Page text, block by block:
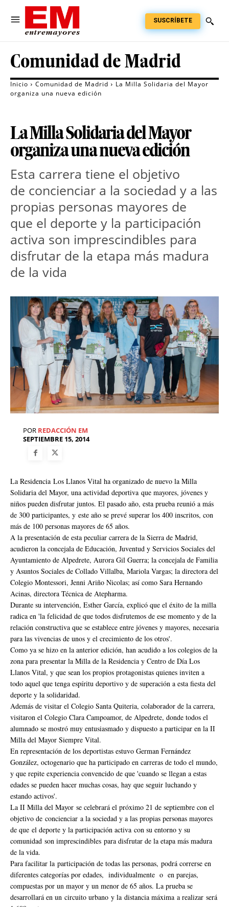
SUSCRÍBETE
Comunidad de Madrid
Inicio Comunidad de Madrid
La Milla Solidaria del Mayor
organiza una nueva edición
La Milla Solidaria del Mayor
organiza una nueva edición
Esta carrera tiene el objetivo
de concienciar a la sociedad y a las
propias personas mayores de
que el deporte y la participación
activa son imprescindibles para
disfrutar de la etapa más madura
de la vida
POR REDACCIÓN EM
SEPTIEMBRE 15, 2014
La Residencia Los Llanos Vital ha organizado de nuevo la Milla
Solidaria del Mayor, una actividad deportiva que mayores, jóvenes y
niños pueden disfrutar juntos. El pasado año, esta prueba reunió a más
de 300 participantes, y este año se prevé superar los 400 inscritos, con
más de 100 personas mayores de 65 años.
A la presentación de esta peculiar carrera de la Sierra de Madrid,
acudieron la concejala de Educación, Juventud y Servicios Sociales del
Ayuntamiento de Alpedrete, Aurora Gil Guerra; la concejala de Familia
y Asuntos Sociales de Collado Villalba, Mariola Vargas; la directora del
Colegio Montessori, Jenni Ariño Nicolas; así como Sara Hernando
Acinas, directora Técnica de Atepharma.
Durante su intervención, Esther García, explicó que el éxito de la milla
radica en 'la felicidad de que todos disfrutemos de ese momento y de la
relación constructiva que se establece entre jóvenes y mayores, necesaria
para las vivencias de unos y el crecimiento de los otros'.
Como ya se hizo en la anterior edición, han acudido a los colegios de la
zona para presentar la Milla de la Residencia y Centro de Día Los
Llanos Vital, y que sean los propios protagonistas quienes inviten a
todo aquel que tenga espíritu deportivo y de superación a esta fiesta del
deporte y la solidaridad.
Además de visitar el Colegio Santa Quiteria, colaborador de la carrera,
visitaron el Colegio Clara Campoamor, de Alpedrete, donde todos el
alumnado se mostró muy entusiasmado y dispuesto a participar en la II
Milla del Mayor Siempre Vital.
En representación de los deportistas estuvo German Fernández
González, octogenario que ha participado en carreras de todo el mundo,
y que repite experiencia convencido de que 'cuando se llegan a estas
edades se pueden hacer muchas cosas, hay que seguir luchando y
estando activos'.
La II Milla del Mayor se celebrará el próximo 21 de septiembre con el
objetivo de concienciar a la sociedad y a las propias personas mayores
de que el deporte y la participación activa con su entorno y su
comunidad son imprescindibles para disfrutar de la etapa más madura
de la vida.
Para facilitar la participación de todas las personas, podrá correrse en
diferentes categorías por edades, individualmente o en parejas,
compuestas por un mayor y un menor de 65 años. La prueba se
desarrollará en un circuito urbano y la distancia máxima a realizar será